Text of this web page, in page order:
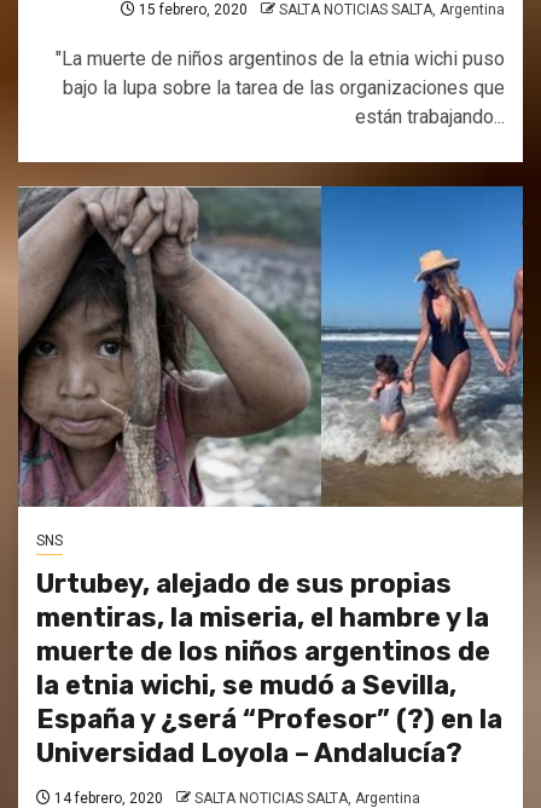
15 febrero, 2020 SALTA NOTICIAS SALTA, Argentina
"La muerte de niños argentinos de la etnia wichi puso
bajo la lupa sobre la tarea de las organizaciones que
están trabajando...
SNS
Urtubey, alejado de sus propias
mentiras, la miseria, el hambre y la
muerte de los niños argentinos de
la etnia wichi, se mudó a Sevilla,
España y ¿será “Profesor” (?) en la
Universidad Loyola – Andalucía?
14 febrero, 2020 SALTA NOTICIAS SALTA, Argentina